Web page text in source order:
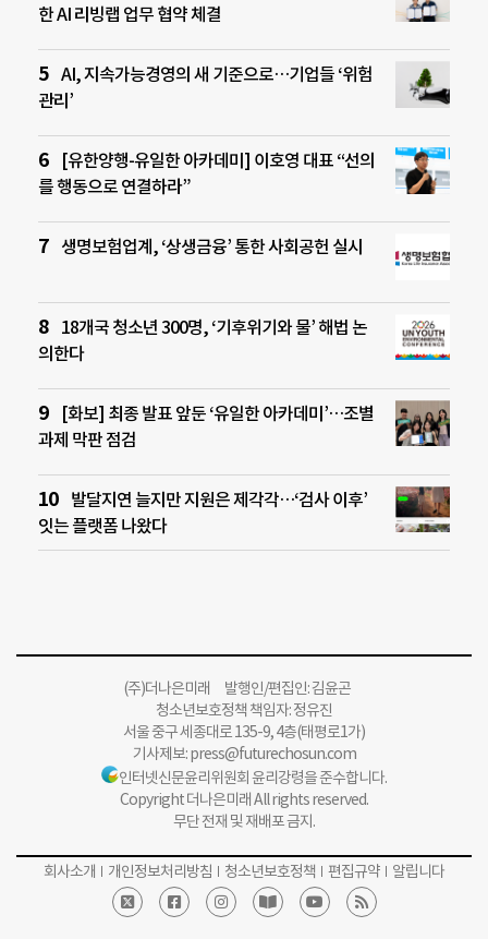
한 AI 리빙랩 업무 협약 체결
AI, 지속가능경영의 새 기준으로…기업들 ‘위험
관리’
[유한양행-유일한 아카데미] 이호영 대표 “선의
를 행동으로 연결하라”
생명보험업계, ‘상생금융’ 통한 사회공헌 실시
18개국 청소년 300명, ‘기후위기와 물’ 해법 논
의한다
[화보] 최종 발표 앞둔 ‘유일한 아카데미’…조별
과제 막판 점검
발달지연 늘지만 지원은 제각각…‘검사 이후’
잇는 플랫폼 나왔다
(주)더나은미래 발행인/편집인: 김윤곤
청소년보호정책 책임자: 정유진
서울 중구 세종대로 135-9, 4층(태평로1가)
기사제보:press@futurechosun.com
인터넷신문윤리위원회 윤리강령을 준수합니다.
Copyright 더나은미래 All rights reserved.
무단 전재 및 재배포 금지.
회사소개 개인정보처리방침 청소년보호정책 편집규약 알립니다